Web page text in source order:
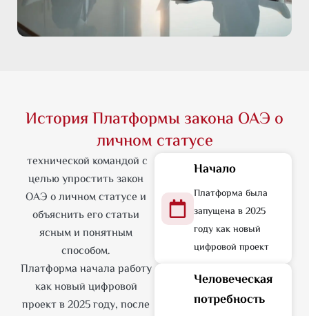
История Платформы закона ОАЭ о
личном статусе
технической командой с
целью упростить закон
ОАЭ о личном статусе и
объяснить его статьи
ясным и понятным
способом.
Платформа начала работу
как новый цифровой
проект в 2025 году, после
Начало
Платформа была
запущена в 2025
году как новый
цифровой проект
Человеческая
потребность